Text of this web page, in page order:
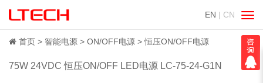
EN | CN
切
换
导
航
首页 智能电源 ON/OFF电源 恒压ON/OFF电源
75W 24VDC 恒压ON/OFF LED电源 LC-75-24-G1N